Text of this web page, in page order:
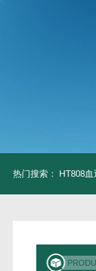
热门搜索： HT808